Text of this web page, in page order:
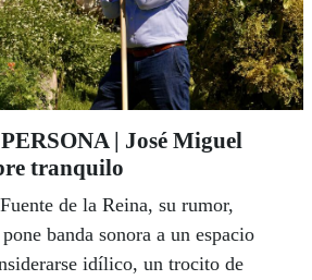
| José Miguel
tranquilo
de la Reina, su rumor,
banda sonora a un espacio
idílico, un trocito de